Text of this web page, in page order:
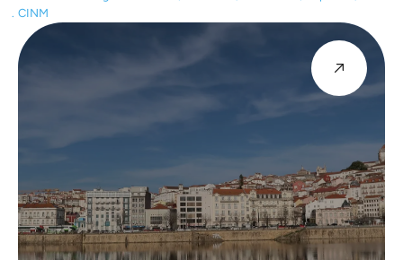
CINM